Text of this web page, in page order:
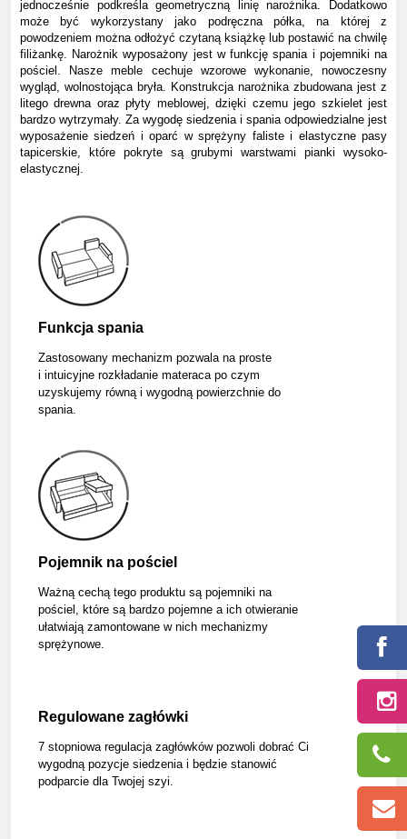
jednocześnie podkreśla geometryczną linię narożnika. Dodatkowo
może być wykorzystany jako podręczna półka, na której z
powodzeniem można odłożyć czytaną książkę lub postawić na chwilę
filiżankę. Narożnik wyposażony jest w funkcję spania i pojemniki na
pościel. Nasze meble cechuje wzorowe wykonanie, nowoczesny
wygląd, wolnostojąca bryła. Konstrukcja narożnika zbudowana jest z
litego drewna oraz płyty meblowej, dzięki czemu jego szkielet jest
bardzo wytrzymały. Za wygodę siedzenia i spania odpowiedzialne jest
wyposażenie siedzeń i oparć w sprężyny faliste i elastyczne pasy
tapicerskie, które pokryte są grubymi warstwami pianki wysoko-
elastycznej.
Funkcja spania
Zastosowany mechanizm pozwala na proste
i intuicyjne rozkładanie materaca po czym
uzyskujemy równą i wygodną powierzchnie do
spania.
Pojemnik na pościel
Ważną cechą tego produktu są pojemniki na
pościel, które są bardzo pojemne a ich otwieranie
ułatwiają zamontowane w nich mechanizmy
sprężynowe.
Regulowane zagłówki
7 stopniowa regulacja zagłówków pozwoli dobrać Ci
wygodną pozycje siedzenia i będzie stanowić
podparcie dla Twojej szyi.